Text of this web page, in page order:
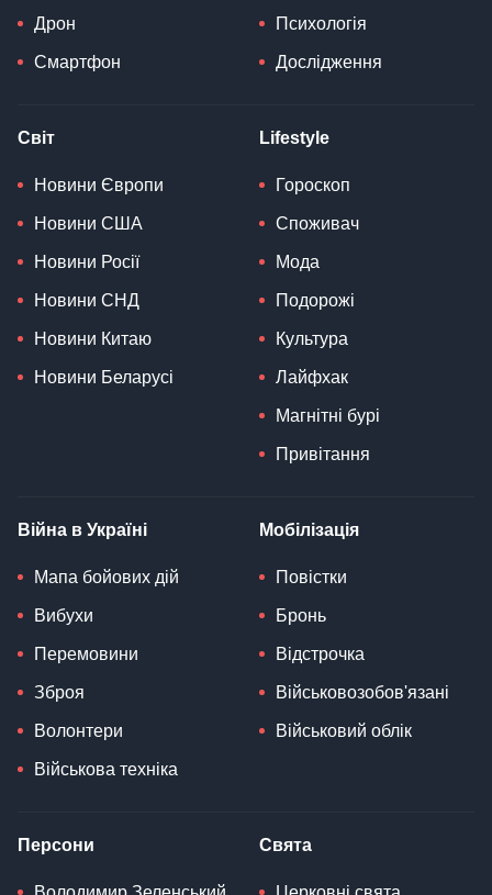
Дрон
Смартфон
Психологія
Дослідження
Світ
Новини Європи
Новини США
Новини Росії
Новини СНД
Новини Китаю
Новини Беларусі
Lifestyle
Гороскоп
Споживач
Мода
Подорожі
Культура
Лайфхак
Магнітні бурі
Привітання
Війна в Україні
Мапа бойових дій
Вибухи
Перемовини
Зброя
Волонтери
Військова техніка
Мобілізація
Повістки
Бронь
Відстрочка
Військовозобов'язані
Військовий облік
Персони Свята